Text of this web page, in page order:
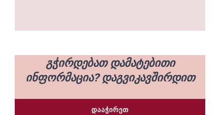
გჭირდებათ დამატებითი
ინფორმაცია? დაგვიკავშირდით
ᲓᲐᲐᲭᲘᲠᲔᲗ